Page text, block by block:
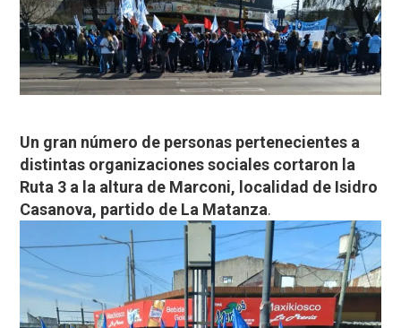
Un gran número de personas pertenecientes a
distintas organizaciones sociales cortaron la
Ruta 3 a la altura de Marconi, localidad de Isidro
Casanova, partido de La Matanza.